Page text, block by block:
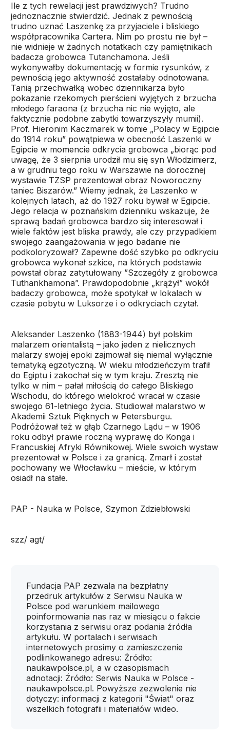
Ile z tych rewelacji jest prawdziwych? Trudno
jednoznacznie stwierdzić. Jednak z pewnością
trudno uznać Laszenkę za przyjaciele i bliskiego
współpracownika Cartera. Nim po prostu nie był –
nie widnieje w żadnych notatkach czy pamiętnikach
badacza grobowca Tutanchamona. Jeśli
wykonywałby dokumentację w formie rysunków, z
pewnością jego aktywność zostałaby odnotowana.
Tanią przechwałką wobec dziennikarza było
pokazanie rzekomych pierścieni wyjętych z brzucha
młodego faraona (z brzucha nic nie wyjęto, ale
faktycznie podobne zabytki towarzyszyły mumii).
Prof. Hieronim Kaczmarek w tomie „Polacy w Egipcie
do 1914 roku” powątpiewa w obecność Laszenki w
Egipcie w momencie odkrycia grobowca „biorąc pod
uwagę, że 3 sierpnia urodził mu się syn Włodzimierz,
a w grudniu tego roku w Warszawie na dorocznej
wystawie TZSP prezentował obraz Noworoczny
taniec Biszarów.” Wiemy jednak, że Laszenko w
kolejnych latach, aż do 1927 roku bywał w Egipcie.
Jego relacja w poznańskim dzienniku wskazuje, że
sprawą badań grobowca bardzo się interesował i
wiele faktów jest bliska prawdy, ale czy przypadkiem
swojego zaangażowania w jego badanie nie
podkoloryzował? Zapewne dość szybko po odkryciu
grobowca wykonał szkice, na których podstawie
powstał obraz zatytułowany ”Szczegóły z grobowca
Tuthankhamona”. Prawdopodobnie „krążył” wokół
badaczy grobowca, może spotykał w lokalach w
czasie pobytu w Luksorze i o odkryciach czytał.
Aleksander Laszenko (1883-1944) był polskim
malarzem orientalistą – jako jeden z nielicznych
malarzy swojej epoki zajmował się niemal wyłącznie
tematyką egzotyczną. W wieku młodzieńczym trafił
do Egiptu i zakochał się w tym kraju. Zresztą nie
tylko w nim – pałał miłością do całego Bliskiego
Wschodu, do którego wielokroć wracał w czasie
swojego 61-letniego życia. Studiował malarstwo w
Akademii Sztuk Pięknych w Petersburgu.
Podróżował też w głąb Czarnego Lądu – w 1906
roku odbył prawie roczną wyprawę do Konga i
Francuskiej Afryki Równikowej. Wiele swoich wystaw
prezentował w Polsce i za granicą. Zmarł i został
pochowany we Włocławku – mieście, w którym
osiadł na stałe.
PAP - Nauka w Polsce, Szymon Zdziebłowski
szz/ agt/
Fundacja PAP zezwala na bezpłatny
przedruk artykułów z Serwisu Nauka w
Polsce pod warunkiem mailowego
poinformowania nas raz w miesiącu o fakcie
korzystania z serwisu oraz podania źródła
artykułu. W portalach i serwisach
internetowych prosimy o zamieszczenie
podlinkowanego adresu: Źródło:
naukawpolsce.pl, a w czasopismach
adnotacji: Źródło: Serwis Nauka w Polsce -
naukawpolsce.pl. Powyższe zezwolenie nie
dotyczy: informacji z kategorii "Świat" oraz
wszelkich fotografii i materiałów wideo.